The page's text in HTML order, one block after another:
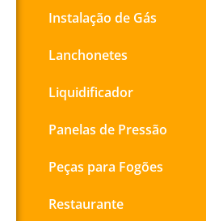
Instalação de Gás
Lanchonetes
Liquidificador
Panelas de Pressão
Peças para Fogões
Restaurante